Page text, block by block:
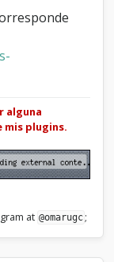
alguna
mis plugins.
at @omarugc ;